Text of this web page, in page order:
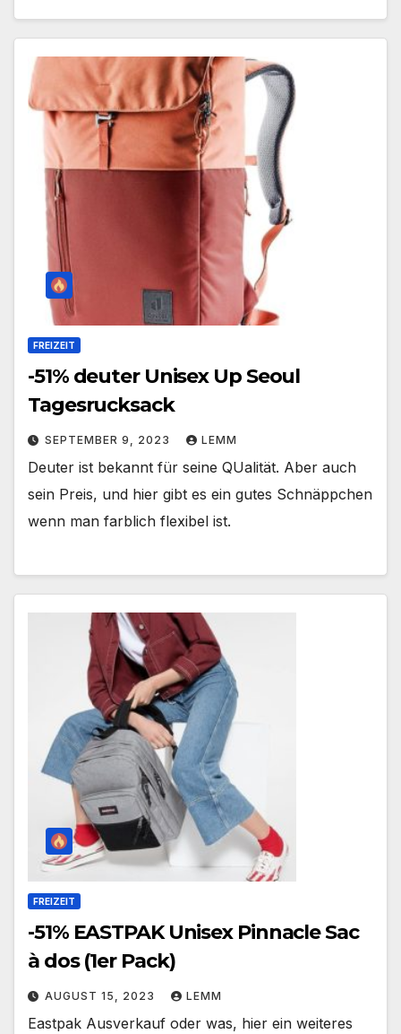
FREIZEIT
-51% deuter Unisex Up Seoul
Tagesrucksack
SEPTEMBER 9, 2023 LEMM
Deuter ist bekannt für seine QUalität. Aber auch
sein Preis, und hier gibt es ein gutes Schnäppchen
wenn man farblich flexibel ist.
FREIZEIT
-51% EASTPAK Unisex Pinnacle Sac
à dos (1er Pack)
AUGUST 15, 2023 LEMM
Eastpak Ausverkauf oder was, hier ein weiteres